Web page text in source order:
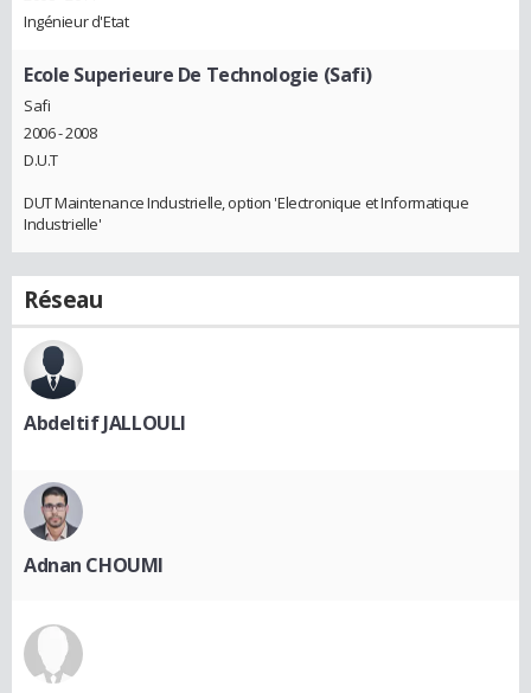
Ingénieur d'Etat
Ecole Superieure De Technologie (Safi)
Safi
2006 - 2008
D.U.T
DUT Maintenance Industrielle, option 'Electronique et Informatique
Industrielle'
Réseau
Abdeltif JALLOULI
Adnan CHOUMI